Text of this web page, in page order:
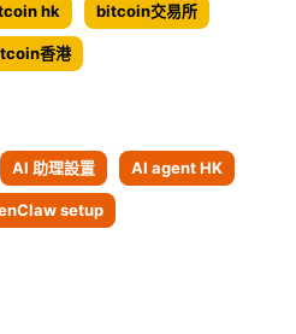
hk bitcoin交易所
香港
AI 助理設置 AI agent HK
setup